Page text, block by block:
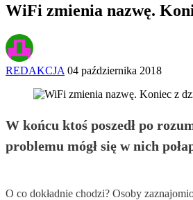
WiFi zmienia nazwę.
REDAKCJA 04 października 2018
W końcu ktoś poszedł po
problemu mógł się w nich
O co dokładnie chodzi? Osoby